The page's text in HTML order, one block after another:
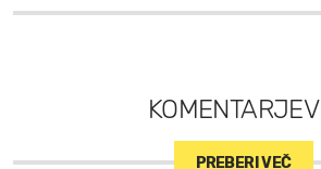
KOMENTARJEV
PREBERI VEČ